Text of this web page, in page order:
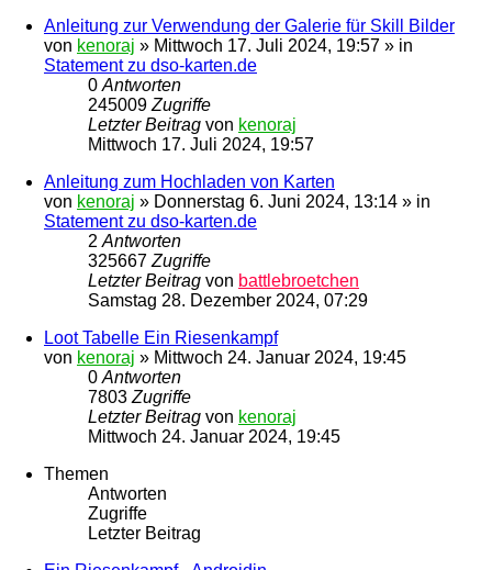
Anleitung zur Verwendung der Galerie für Skill Bilder
von kenoraj » Mittwoch 17. Juli 2024, 19:57 » in
Statement zu dso-karten.de
0Antworten
245009Zugriffe
Letzter Beitrag von kenoraj
Mittwoch 17. Juli 2024, 19:57
Anleitung zum Hochladen von Karten
von kenoraj » Donnerstag 6. Juni 2024, 13:14 » in
Statement zu dso-karten.de
2Antworten
325667Zugriffe
Letzter Beitrag von battlebroetchen
Samstag 28. Dezember 2024, 07:29
Loot Tabelle Ein Riesenkampf
von kenoraj » Mittwoch 24. Januar 2024, 19:45
0Antworten
7803Zugriffe
Letzter Beitrag von kenoraj
Mittwoch 24. Januar 2024, 19:45
Themen
Antworten
Zugriffe
Letzter Beitrag